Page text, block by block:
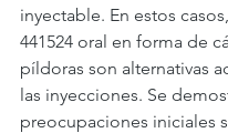
inyectable. En estos
441524 oral en forma de
píldoras son alternativas
las inyecciones. Se
preocupaciones iniciales